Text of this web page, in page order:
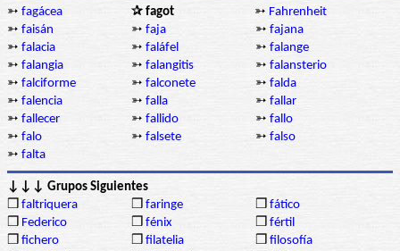
➳ fagácea ✰ fagot ➳ Fahrenheit
➳ faisán ➳ faja ➳ fajana
➳ falacia ➳ faláfel ➳ falange
➳ falangia ➳ falangitis ➳ falansterio
➳ falciforme ➳ falconete ➳ falda
➳ falencia ➳ falla ➳ fallar
➳ fallecer ➳ fallido ➳ fallo
➳ falo ➳ falsete ➳ falso
➳ falta
↓↓↓ Grupos Siguientes
❒ faltriquera ❒ faringe ❒ fático
❒ Federico ❒ fénix ❒ fértil
❒ fichero ❒ filatelia ❒ filosofía